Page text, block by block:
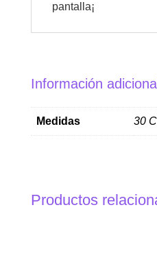
pantalla¡
Información adicional
Medidas 30
Productos